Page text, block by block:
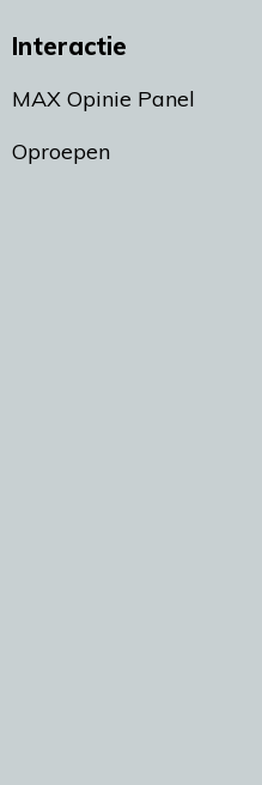
Interactie
MAX Opinie Panel
Oproepen